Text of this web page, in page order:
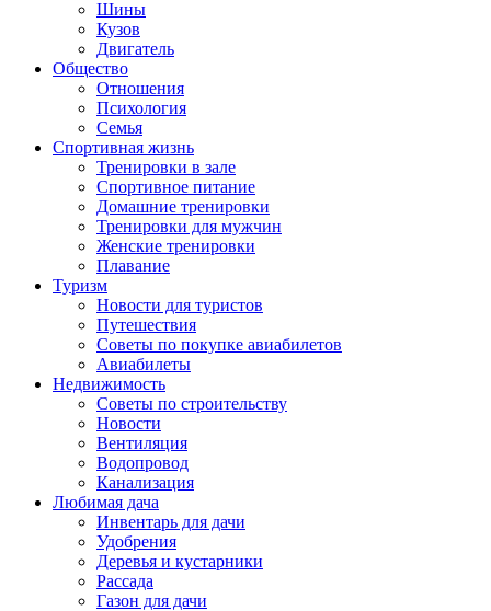
Шины
Кузов
Двигатель
Общество
Отношения
Психология
Семья
Спортивная жизнь
Тренировки в зале
Спортивное питание
Домашние тренировки
Тренировки для мужчин
Женские тренировки
Плавание
Туризм
Новости для туристов
Путешествия
Советы по покупке авиабилетов
Авиабилеты
Недвижимость
Советы по строительству
Новости
Вентиляция
Водопровод
Канализация
Любимая дача
Инвентарь для дачи
Удобрения
Деревья и кустарники
Рассада
Газон для дачи